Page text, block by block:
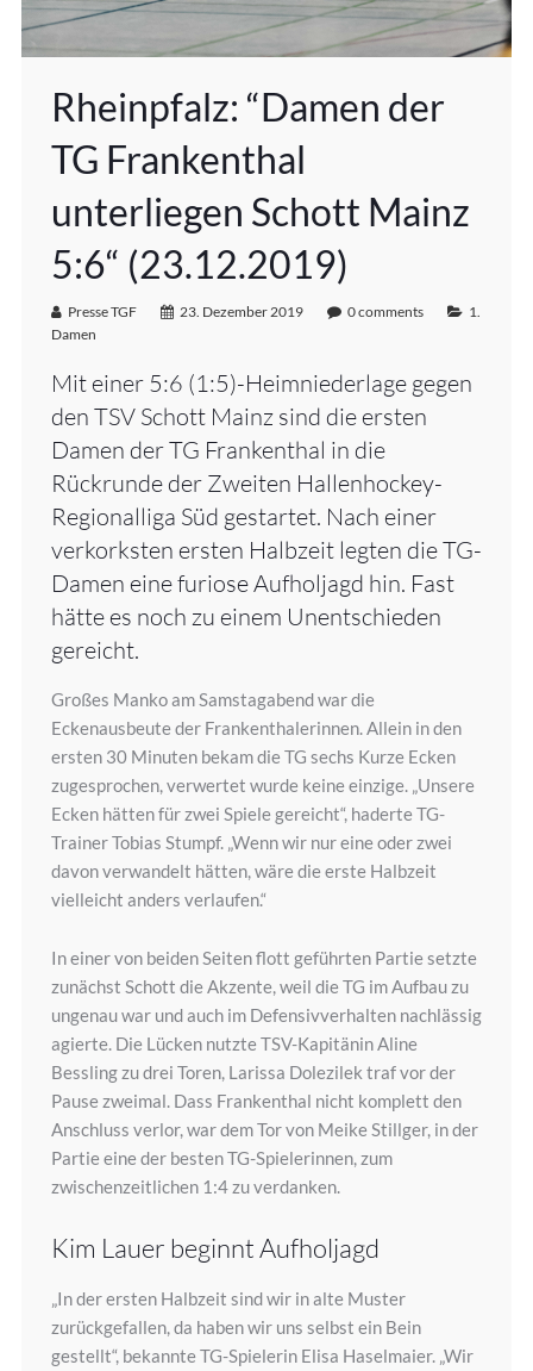
Rheinpfalz: “Damen der
TG Frankenthal
unterliegen Schott Mainz
5:6“ (23.12.2019)
Presse TGF 23. Dezember 2019 0 comments
1.
Damen
Mit einer 5:6 (1:5)-Heimniederlage gegen
den TSV Schott Mainz sind die ersten
Damen der TG Frankenthal in die
Rückrunde der Zweiten Hallenhockey-
Regionalliga Süd gestartet. Nach einer
verkorksten ersten Halbzeit legten die TG-
Damen eine furiose Aufholjagd hin. Fast
hätte es noch zu einem Unentschieden
gereicht.
Großes Manko am Samstagabend war die
Eckenausbeute der Frankenthalerinnen. Allein in den
ersten 30 Minuten bekam die TG sechs Kurze Ecken
zugesprochen, verwertet wurde keine einzige. „Unsere
Ecken hätten für zwei Spiele gereicht“, haderte TG-
Trainer Tobias Stumpf. „Wenn wir nur eine oder zwei
davon verwandelt hätten, wäre die erste Halbzeit
vielleicht anders verlaufen.“
In einer von beiden Seiten flott geführten Partie setzte
zunächst Schott die Akzente, weil die TG im Aufbau zu
ungenau war und auch im Defensivverhalten nachlässig
agierte. Die Lücken nutzte TSV-Kapitänin Aline
Bessling zu drei Toren, Larissa Dolezilek traf vor der
Pause zweimal. Dass Frankenthal nicht komplett den
Anschluss verlor, war dem Tor von Meike Stillger, in der
Partie eine der besten TG-Spielerinnen, zum
zwischenzeitlichen 1:4 zu verdanken.
Kim Lauer beginnt Aufholjagd
„In der ersten Halbzeit sind wir in alte Muster
zurückgefallen, da haben wir uns selbst ein Bein
gestellt“, bekannte TG-Spielerin Elisa Haselmaier. „Wir